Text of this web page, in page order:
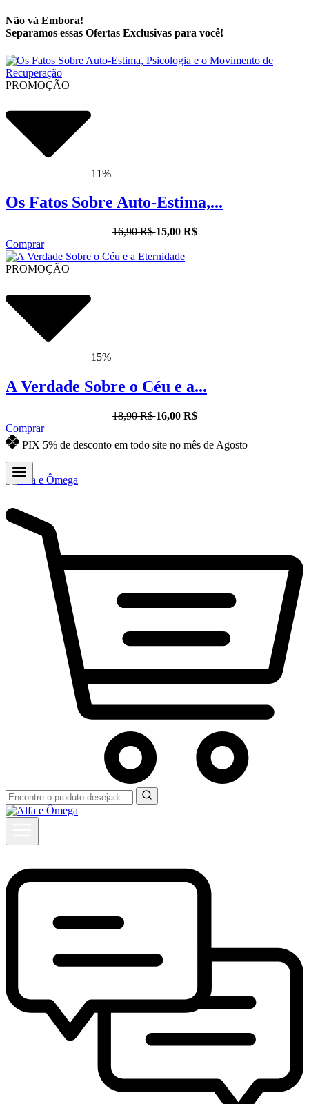
Não vá Embora!
Separamos essas Ofertas Exclusivas para você!
PROMOÇÃO
11%
Os Fatos Sobre Auto-Estima,...
16,90 R$15,00 R$
Comprar
PROMOÇÃO
15%
A Verdade Sobre o Céu e a...
18,90 R$16,00 R$
Comprar
PIX 5% de desconto em todo site no mês de Agosto